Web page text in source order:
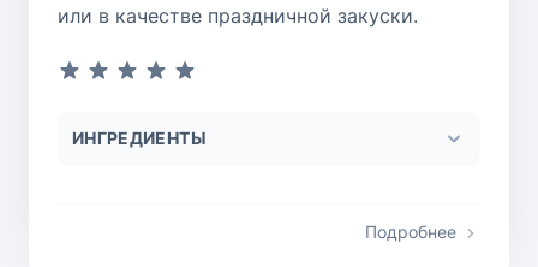
или в качестве праздничной закуски.
ИНГРЕДИЕНТЫ
Подробнее